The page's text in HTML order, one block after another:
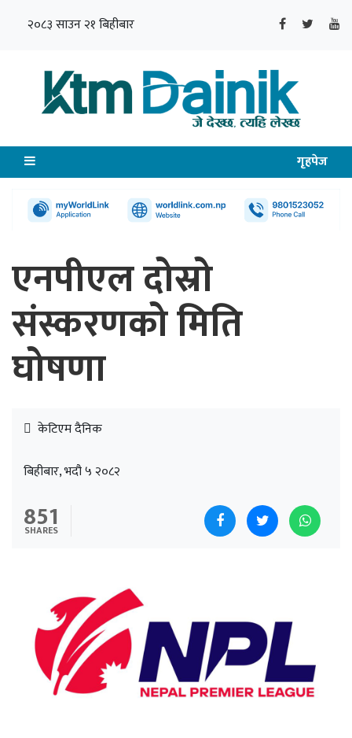
२०८३ साउन २१ बिहीबार
गृहपेज
एनपीएल दोस्रो
संस्करणको मिति
घोषणा
केटिएम दैनिक
बिहीबार, भदौ ५ २०८२
851
SHARES